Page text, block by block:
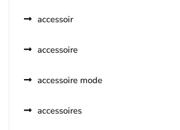
accessoir
accessoire
accessoire mode
accessoires